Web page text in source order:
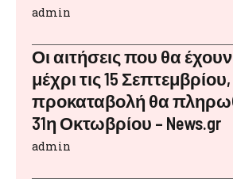
admin
Οι αιτήσεις που θα
μέχρι τις 15
προκαταβολή θα
31η Οκτωβρίου – News.gr
admin